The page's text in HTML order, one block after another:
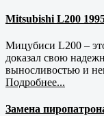
Mitsubishi L200
Мицубиси L200 –
доказал свою
выносливостью и
Подробнее...
Замена